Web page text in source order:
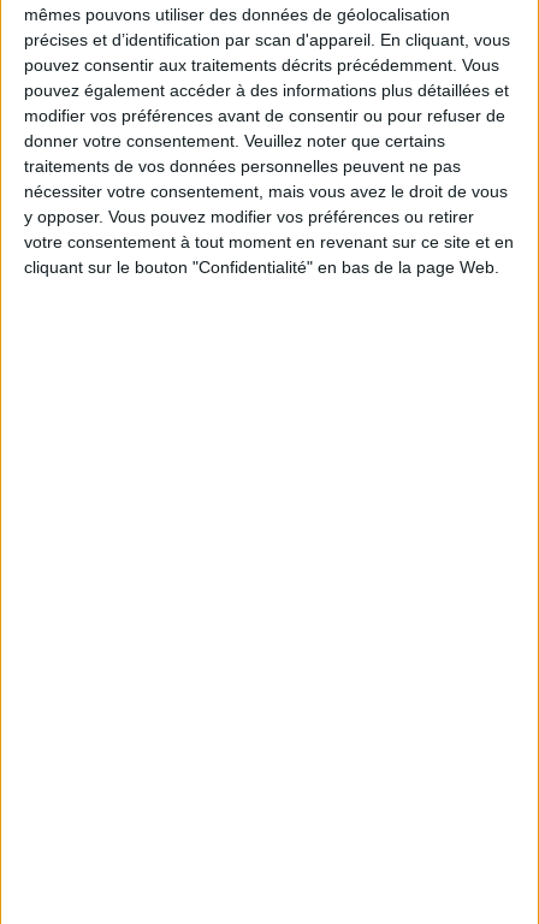
mêmes pouvons utiliser des données de géolocalisation
précises et d’identification par scan d'appareil. En cliquant, vous
pouvez consentir aux traitements décrits précédemment. Vous
pouvez également accéder à des informations plus détaillées et
modifier vos préférences avant de consentir ou pour refuser de
donner votre consentement. Veuillez noter que certains
traitements de vos données personnelles peuvent ne pas
nécessiter votre consentement, mais vous avez le droit de vous
y opposer. Vous pouvez modifier vos préférences ou retirer
votre consentement à tout moment en revenant sur ce site et en
cliquant sur le bouton "Confidentialité" en bas de la page Web.
Consultation diététique avec Amanda du
10/08/2026